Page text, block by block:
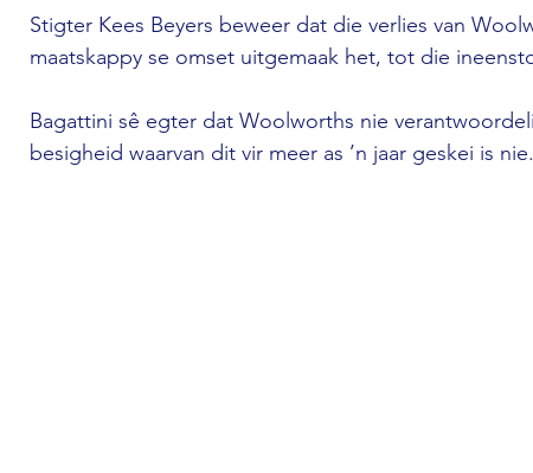
Stigter Kees Beyers beweer dat die verlies van
maatskappy se omset uitgemaak het, tot die
Bagattini sê egter dat Woolworths nie
besigheid waarvan dit vir meer as ’n jaar geskei is nie.